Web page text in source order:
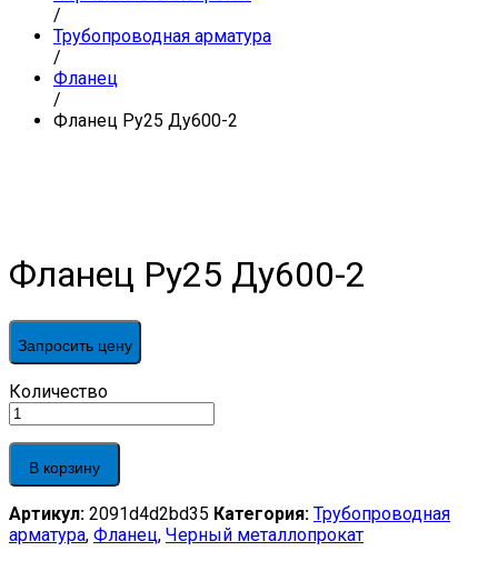
/
Трубопроводная арматура
/
Фланец
/
Фланец Ру25 Ду600-2
Фланец Ру25 Ду600-2
Запросить цену
Фланец
Ру25
Ду600-
2
quantity
Количество
В корзину
Артикул: 2091d4d2bd35 Категория: Трубопроводная
арматура, Фланец, Черный металлопрокат